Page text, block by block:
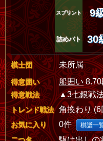
スプリント 9
詰めバト 30
棋士団 未所属
得意囲い 船囲い8.70
得意戦法 ▲3七銀戦
トレンド戦法 角換わり(6
お気に入り 0件 棋譜一